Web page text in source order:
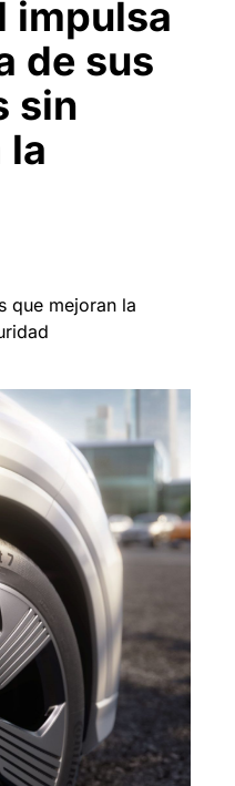
impulsa
de sus
sin
la
que mejoran la